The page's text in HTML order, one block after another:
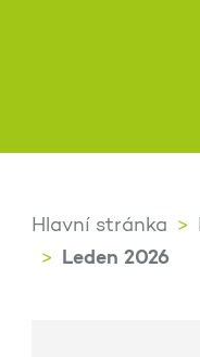
Hlavní stránka
Leden 2026